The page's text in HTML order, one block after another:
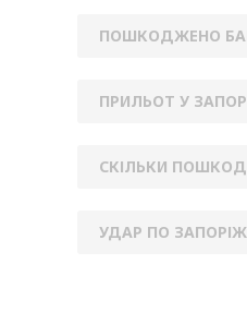
ПОШКОДЖЕНО
ПРИЛЬОТ У
СКІЛЬКИ
УДАР ПО